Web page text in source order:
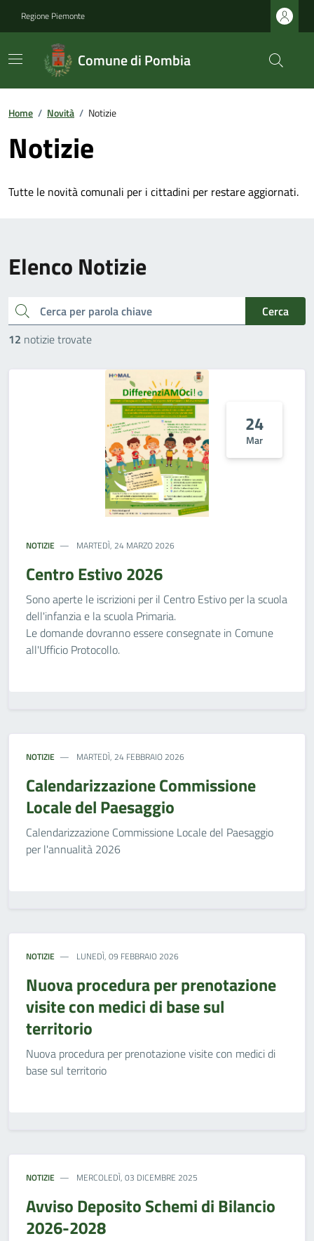
Regione Piemonte
Comune di Pombia
Home / Novità / Notizie
Notizie
Tutte le novità comunali per i cittadini per restare aggiornati.
Elenco Notizie
cerca
Cerca
12 notizie trovate
24
Mar
NOTIZIE MARTEDÌ, 24 MARZO 2026
Centro Estivo 2026
Sono aperte le iscrizioni per il Centro Estivo per la scuola
dell'infanzia e la scuola Primaria.
Le domande dovranno essere consegnate in Comune
all'Ufficio Protocollo.
NOTIZIE MARTEDÌ, 24 FEBBRAIO 2026
Calendarizzazione Commissione
Locale del Paesaggio
Calendarizzazione Commissione Locale del Paesaggio
per l'annualità 2026
NOTIZIE LUNEDÌ, 09 FEBBRAIO 2026
Nuova procedura per prenotazione
visite con medici di base sul
territorio
Nuova procedura per prenotazione visite con medici di
base sul territorio
NOTIZIE MERCOLEDÌ, 03 DICEMBRE 2025
Avviso Deposito Schemi di Bilancio
2026-2028